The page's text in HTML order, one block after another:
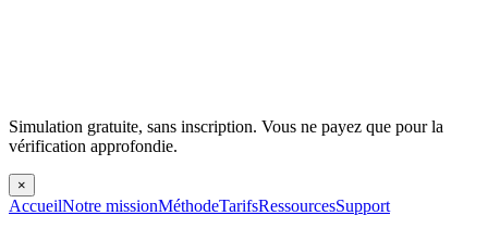
Simulation gratuite, sans inscription. Vous ne payez que pour la
vérification approfondie.
×
AccueilNotre missionMéthodeTarifsRessourcesSupport